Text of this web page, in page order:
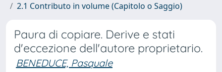
2.1 Contributo in volume (Capitolo o Saggio)
Paura di copiare. Derive e stati
d'eccezione dell'autore proprietario.
BENEDUCE, Pasquale